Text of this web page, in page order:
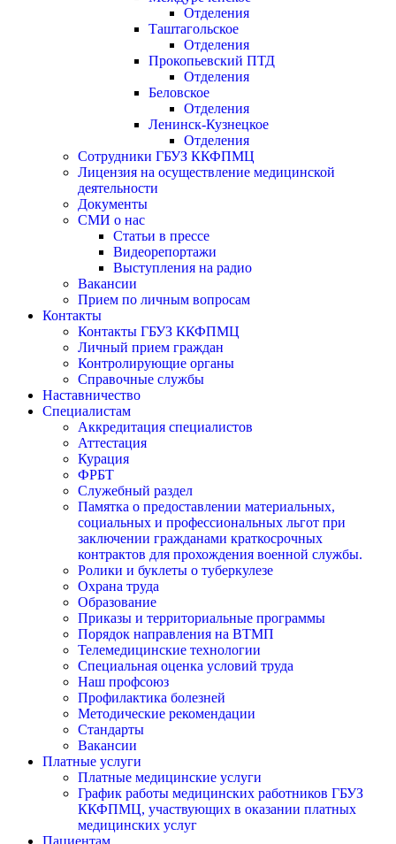
Отделения
Таштагольское
Отделения
Прокопьевский ПТД
Отделения
Беловское
Отделения
Ленинск-Кузнецкое
Отделения
Сотрудники ГБУЗ ККФПМЦ
Лицензия на осуществление медицинской
деятельности
Документы
СМИ о нас
Статьи в прессе
Видеорепортажи
Выступления на радио
Вакансии
Прием по личным вопросам
Контакты
Контакты ГБУЗ ККФПМЦ
Личный прием граждан
Контролирующие органы
Справочные службы
Наставничество
Специалистам
Аккредитация специалистов
Аттестация
Курация
ФРБТ
Служебный раздел
Памятка о предоставлении материальных,
социальных и профессиональных льгот при
заключении гражданами краткосрочных
контрактов для прохождения военной службы.
Ролики и буклеты о туберкулезе
Охрана труда
Образование
Приказы и территориальные программы
Порядок направления на ВТМП
Телемедицинские технологии
Специальная оценка условий труда
Наш профсоюз
Профилактика болезней
Методические рекомендации
Стандарты
Вакансии
Платные услуги
Платные медицинские услуги
График работы медицинских работников ГБУЗ
ККФПМЦ, участвующих в оказании платных
медицинских услуг